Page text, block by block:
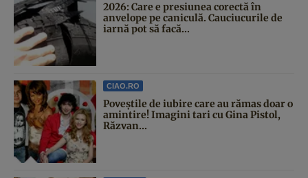
2026: Care e presiunea corectă în
anvelope pe caniculă. Cauciucurile de
iarnă pot să facă...
CIAO.RO
Poveştile de iubire care au rămas doar o
amintire! Imagini tari cu Gina Pistol,
Răzvan...